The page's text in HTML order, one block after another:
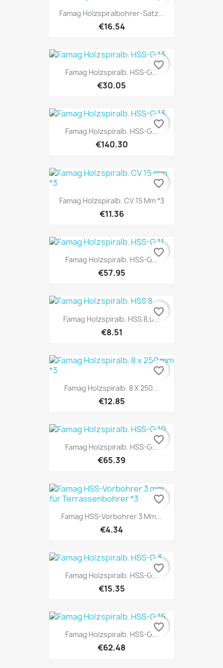
Famag Holzspiralbohrer-Satz...
€16.54
Famag Holzspiralb. HSS-G...
€30.05
favorite_border
Famag Holzspiralb. HSS-G...
€140.30
favorite_border
Famag Holzspiralb. CV 15 Mm *3
€11.36
favorite_border
Famag Holzspiralb. HSS-G...
€57.95
favorite_border
Famag Holzspiralb. HSS 8,0...
€8.51
favorite_border
Famag Holzspiralb. 8 X 250...
€12.85
favorite_border
Famag Holzspiralb. HSS-G...
€65.39
favorite_border
Famag HSS-Vorbohrer 3 Mm...
€4.34
favorite_border
Famag Holzspiralb. HSS-G...
€15.35
favorite_border
Famag Holzspiralb. HSS-G...
€62.48
favorite_border